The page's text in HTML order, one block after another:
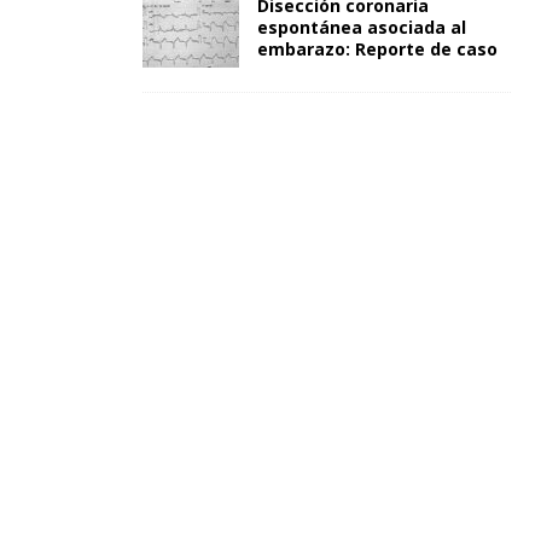
Disección coronaria
espontánea asociada al
embarazo: Reporte de caso